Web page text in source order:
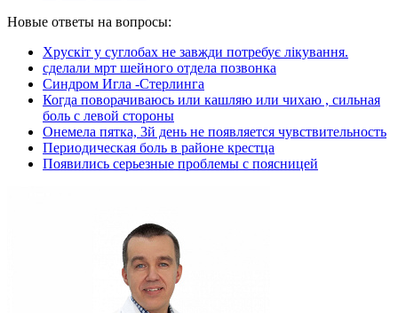
Новые ответы на вопросы:
Хрускіт у суглобах не завжди потребує лікування.
сделали мрт шейного отдела позвонка
Синдром Игла -Стерлинга
Когда поворачиваюсь или кашляю или чихаю , сильная
боль с левой стороны
Онемела пятка, 3й день не появляется чувствительность
Периодическая боль в районе крестца
Появились серьезные проблемы с поясницей